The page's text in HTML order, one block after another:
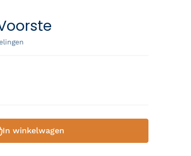
In winkelwagen